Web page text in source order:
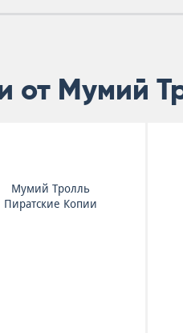
от Мумий
Мумий Тролль
Пиратские Копии